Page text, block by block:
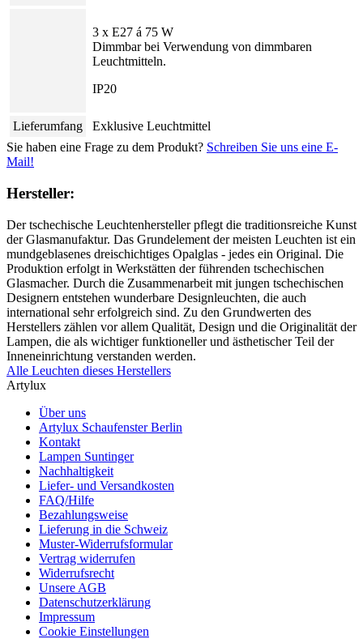
3 x E27 á 75 W
Dimmbar bei Verwendung von dimmbaren
Leuchtmitteln.
IP20
Lieferumfang
Exklusive Leuchtmittel
Sie haben eine Frage zu dem Produkt? Schreiben Sie uns eine E-
Mail!
Hersteller:
Der tschechische Leuchtenhersteller pflegt die traditionsreiche Kunst
der Glasmanufaktur. Das Grundelement der meisten Leuchten ist ein
mundgeblasenes dreischichtiges Opalglas - jedes ein Original. Die
Produktion erfolgt in Werkstätten der führenden tschechischen
Glasmacher. Durch die Zusammenarbeit mit jungen tschechischen
Designern entstehen wunderbare Designleuchten, die auch
international sehr erfolgreich sind. Zu den Grundwerten des
Herstellers zählen vor allem Qualität, Design und die Originalität der
Lampen, die als wichtiger funktioneller und ästhetischer Teil der
Inneneinrichtung verstanden werden.
Alle Leuchten dieses Herstellers
Artylux
Über uns
Artylux Schaufenster Berlin
Kontakt
Lampen Suntinger
Nachhaltigkeit
Liefer- und Versandkosten
FAQ/Hilfe
Bezahlungsweise
Lieferung in die Schweiz
Muster-Widerrufsformular
Vertrag widerrufen
Widerrufsrecht
Unsere AGB
Datenschutzerklärung
Impressum
Cookie Einstellungen